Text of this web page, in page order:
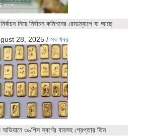
নিয়ে নির্বাচন কমিশনের রোডম্যাপে যা আছে
28, 2025 / সব খবর
৩৬পিস স্বর্ণের বারসহ গ্রেপ্তার তিন